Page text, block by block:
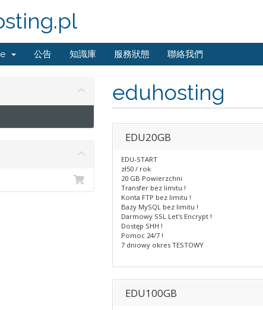
公告 知識庫 服務狀態 聯絡我們
eduhosting
EDU20GB
EDU-START
zł50 / rok
20 GB Powierzchni
Transfer bez limitu !
Konta FTP bez limitu !
Bazy MySQL bez limitu !
Darmowy SSL Let's Encrypt !
Dostęp SHH !
Pomoc 24/7 !
7 dniowy okres TESTOWY
EDU100GB